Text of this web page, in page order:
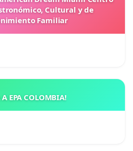
Cultural y de
Familiar
A EPA COLOMBIA!